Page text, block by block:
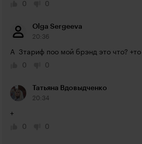
0
0
Olga Sergeeva
20:36
А  3тариф поо мой брэнд это что? +то
0
0
Татьяна Вдовыдченко
20:34
+
0
0